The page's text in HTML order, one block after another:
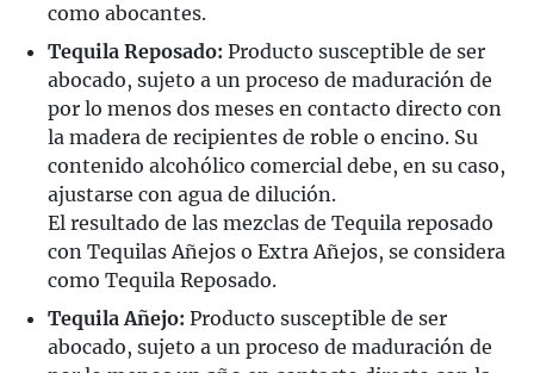
como abocantes.
Tequila Reposado: Producto susceptible de ser
abocado, sujeto a un proceso de maduración de
por lo menos dos meses en contacto directo con
la madera de recipientes de roble o encino. Su
contenido alcohólico comercial debe, en su caso,
ajustarse con agua de dilución.
El resultado de las mezclas de Tequila reposado
con Tequilas Añejos o Extra Añejos, se considera
como Tequila Reposado.
Tequila Añejo: Producto susceptible de ser
abocado, sujeto a un proceso de maduración de